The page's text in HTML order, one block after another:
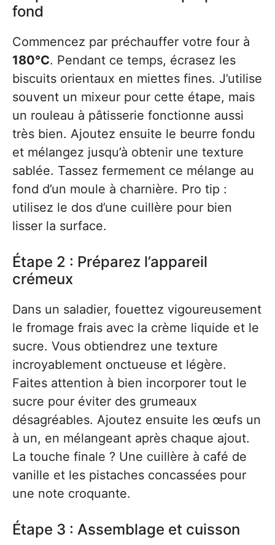
fond
Commencez par préchauffer votre four à
180°C. Pendant ce temps, écrasez les
biscuits orientaux en miettes fines. J’utilise
souvent un mixeur pour cette étape, mais
un rouleau à pâtisserie fonctionne aussi
très bien. Ajoutez ensuite le beurre fondu
et mélangez jusqu’à obtenir une texture
sablée. Tassez fermement ce mélange au
fond d’un moule à charnière. Pro tip :
utilisez le dos d’une cuillère pour bien
lisser la surface.
Étape 2 : Préparez l’appareil
crémeux
Dans un saladier, fouettez vigoureusement
le fromage frais avec la crème liquide et le
sucre. Vous obtiendrez une texture
incroyablement onctueuse et légère.
Faites attention à bien incorporer tout le
sucre pour éviter des grumeaux
désagréables. Ajoutez ensuite les œufs un
à un, en mélangeant après chaque ajout.
La touche finale ? Une cuillère à café de
vanille et les pistaches concassées pour
une note croquante.
Étape 3 : Assemblage et cuisson